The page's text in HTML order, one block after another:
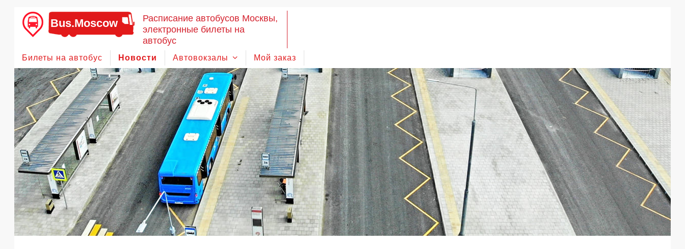
Bus.Moscow
Расписание автобусов Москвы,
электронные билеты на
автобус
Билеты на автобус Новости Автовокзалы Мой заказ